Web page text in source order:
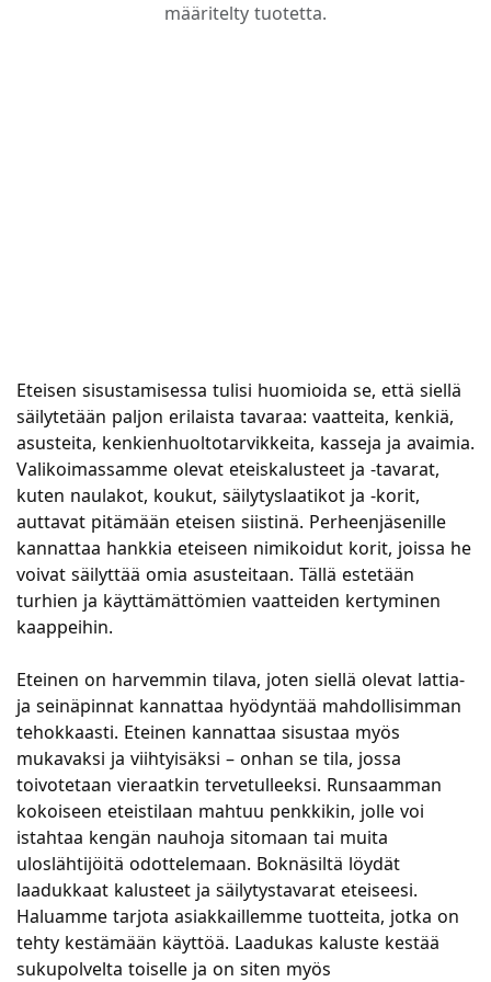
määritelty tuotetta.
Eteisen sisustamisessa tulisi huomioida se, että siellä
säilytetään paljon erilaista tavaraa: vaatteita, kenkiä,
asusteita, kenkienhuoltotarvikkeita, kasseja ja avaimia.
Valikoimassamme olevat eteiskalusteet ja -tavarat,
kuten naulakot, koukut, säilytyslaatikot ja -korit,
auttavat pitämään eteisen siistinä. Perheenjäsenille
kannattaa hankkia eteiseen nimikoidut korit, joissa he
voivat säilyttää omia asusteitaan. Tällä estetään
turhien ja käyttämättömien vaatteiden kertyminen
kaappeihin.
Eteinen on harvemmin tilava, joten siellä olevat lattia-
ja seinäpinnat kannattaa hyödyntää mahdollisimman
tehokkaasti. Eteinen kannattaa sisustaa myös
mukavaksi ja viihtyisäksi – onhan se tila, jossa
toivotetaan vieraatkin tervetulleeksi. Runsaamman
kokoiseen eteistilaan mahtuu penkkikin, jolle voi
istahtaa kengän nauhoja sitomaan tai muita
uloslähtijöitä odottelemaan. Boknäsiltä löydät
laadukkaat kalusteet ja säilytystavarat eteiseesi.
Haluamme tarjota asiakkaillemme tuotteita, jotka on
tehty kestämään käyttöä. Laadukas kaluste kestää
sukupolvelta toiselle ja on siten myös